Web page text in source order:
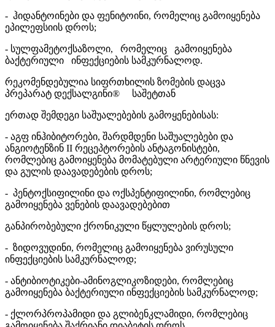
- ჰიდანტოინები და ფენიტოინი, რომელიც გამოიყენება
ეპილეფსიის დროს;
- სულფამეტოქსაზოლი, რომელიც გამოიყენება
ბაქტერიული ინფექციების სამკურნალოდ.
რეკომენდებულია სიფრთხილის ზომების დაცვა
პრეპარატ დექსალგინი® საშეტთან
ერთად შემდეგი საშუალებების გამოყენებისას:
- აგფ ინჰიბიტორები, შარდმდენი საშუალებები და
ანგიოტენზინ II რეცეპტორების ანტაგონისტები,
რომლებიც გამოიყენება მომატებული არტერიული წნევის
და გულის დაავადებების დროს;
- პენტოქსიფილინი და ოქსპენტიფილინი, რომლებიც
გამოიყენება ვენების დაავადებებით
განპირობებული ქრონიკული წყლულების დროს;
- ზიდოვუდინი, რომელიც გამოიყენება ვირუსული
ინფექციების სამკურნალოდ;
- ანტიბიოტიკები-ამინოგლიკოზიდები, რომლებიც
გამოიყენება ბაქტერიული ინფექციების სამკურნალოდ;
- ქლორპროპამიდი და გლიბენკლამიდი, რომლებიც